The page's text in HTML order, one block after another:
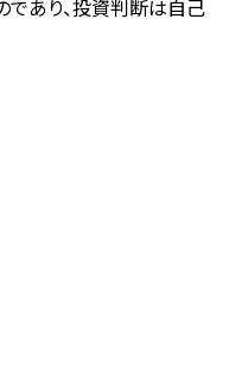
であり、投資判断は自己